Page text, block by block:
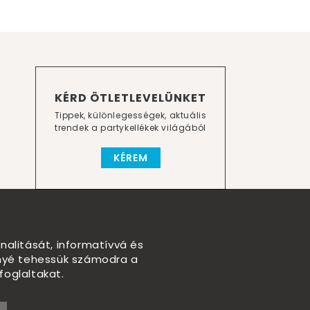
KÉRD ÖTLETLEVELÜNKET
Tippek, különlegességek, aktuális
trendek a partykellékek világából
KÉREM
informatívvá és
tehessük számodra a